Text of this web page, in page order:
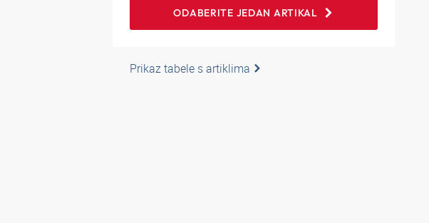
ODABERITE JEDAN ARTIKAL
Prikaz tabele s artiklima